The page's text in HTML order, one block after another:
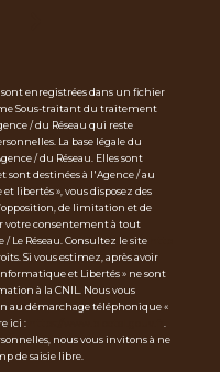
enregistrées dans un fichier
Sous-traitant du traitement
/ du Réseau qui reste
La base légale du
/ du Réseau. Elles sont
sont destinées à l'Agence / au
libertés », vous disposez des
de limitation et de
votre consentement à tout
Réseau. Consultez le site
Si vous estimez, après avoir
et Libertés » ne sont
à la CNIL. Nous vous
au démarchage téléphonique «
ici :
nous vous invitons à ne
de saisie libre.